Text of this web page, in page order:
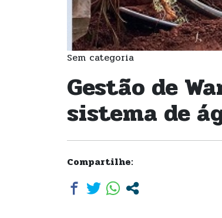
Sem categoria
Gestão de
sistema de
Compartilhe: